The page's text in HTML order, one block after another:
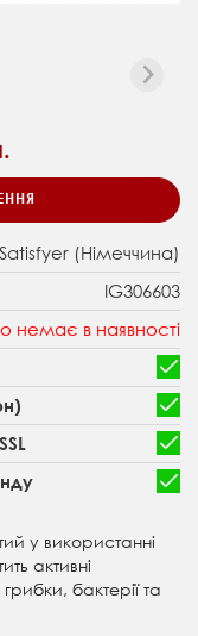
Satisfyer (Німеччина)
IG306603
немає в наявності
у використанні
активні
грибки, бактерії та